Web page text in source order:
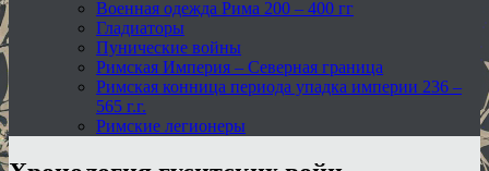
Военная одежда Рима 200 – 400 гг
Гладиаторы
Пунические войны
Римская Империя – Северная граница
Римская конница периода упадка империи 236 –
565 г.г.
Римские легионеры